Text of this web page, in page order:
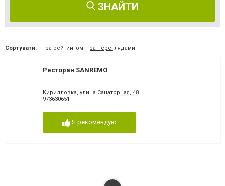
ЗНАЙТИ
Сортувати: за рейтингом за переглядами
Ресторан SANREMO
Кирилловка, улица Санаторная, 48
973630651
Я рекомендую